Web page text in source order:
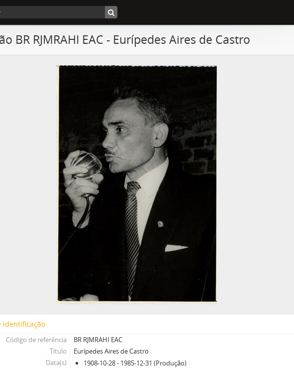
BR RJMRAHI EAC - Eurípedes Aires de Castro
identificação
Código de referência
BR RJMRAHI EAC
Título
Eurípedes Aires de Castro
Data(s)
1908-10-28 - 1985-12-31 (Produção)